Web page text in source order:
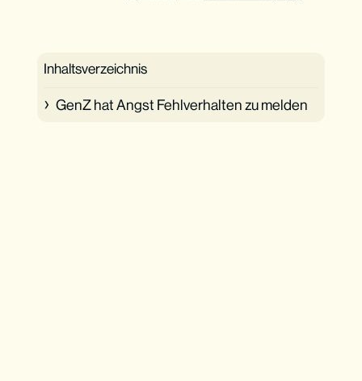
Inhaltsverzeichnis
GenZ hat Angst Fehlverhalten zu melden